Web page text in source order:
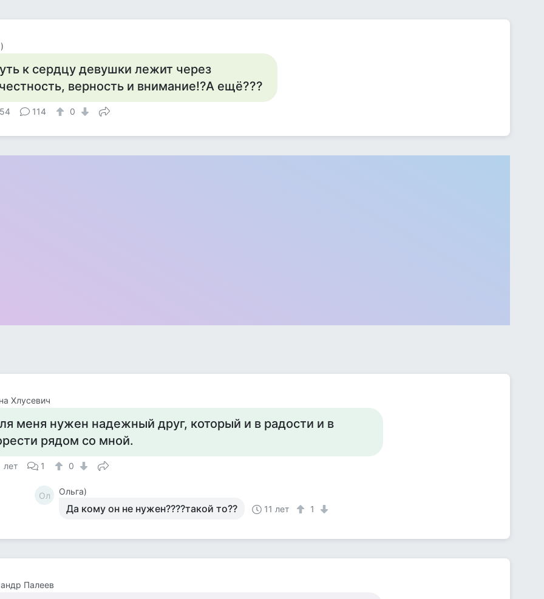
к сердцу девушки лежит через
верность и внимание!?А ещё???
114 0
Хлусевич
меня нужен надежный друг, который и в радости и в
рядом со мной.
лет 1 0
Ол Ольга)
Да кому он не нужен????такой то?? 11 лет 1
Палеев